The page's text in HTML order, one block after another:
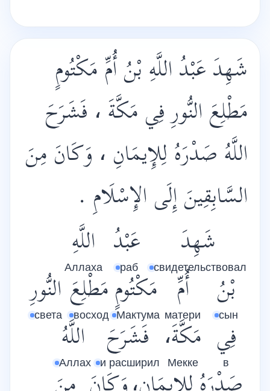
شَهِدَ عَبْدُ اللَّهِ بْنُ أُمِّ مَكْتُومٍ
مَطْلِعَ النُّورِ فِي مَكَّةَ ، فَشَرَحَ
اللَّهُ صَدْرَهُ لِلإِيمَانِ ، وَكَانَ مِنَ
السَّابِقِينَ إِلَى الإِسْلَامِ .
شَهِدَ
свидетельствовал
عَبْدُ
раб
اللَّهِ
Аллаха
بْنُ
сын
أُمِّ
матери
مَكْتُومٍ
Мактума
مَطْلِعَ
восход
النُّورِ
света
فِي
в
مَكَّةَ،
Мекке
فَشَرَحَ
и расширил
اللَّهُ
Аллах